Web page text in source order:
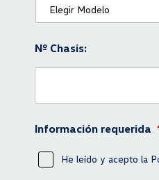
Nº Chasis:
Información requerida
He leído y acepto la